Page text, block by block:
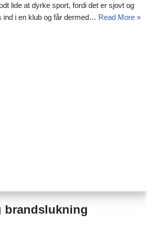
lide at dyrke sport, fordi det er sjovt og
ind i en klub og får dermed… Read More »
brandslukning